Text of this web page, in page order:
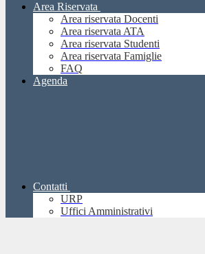
Area Riservata
Area riservata Docenti
Area riservata ATA
Area riservata Studenti
Area riservata Famiglie
FAQ
Agenda
Contatti
URP
Uffici Amministrativi